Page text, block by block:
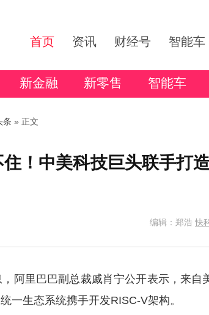
首页 资讯 财经号 智能车
新金融 新零售 智能车
条 » 正文
！中美科技巨头联手打
编辑：郑浩 快
阿里巴巴副总裁戚肖宁公开表示，来自
一生态系统携手开发RISC-V架构。